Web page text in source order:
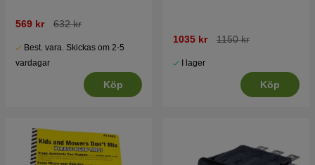
569 kr 632 kr
Best. vara. Skickas om 2-5
vardagar
Köp
1035 kr 1150 kr
I lager
Köp